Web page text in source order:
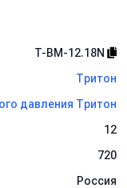
(от 5 сек
T-BM-12.18N
Тритон
давления Тритон
12
720
Россия